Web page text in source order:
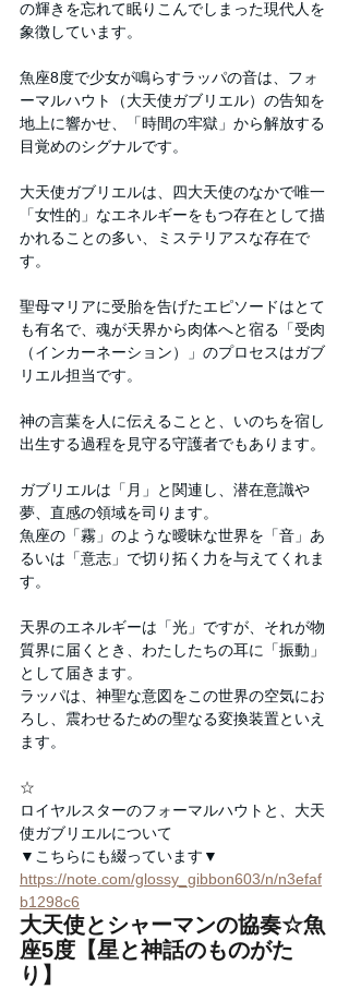
の輝きを忘れて眠りこんでしまった現代人を
象徴しています。
魚座8度で少女が鳴らすラッパの音は、フォ
ーマルハウト（大天使ガブリエル）の告知を
地上に響かせ、「時間の牢獄」から解放する
目覚めのシグナルです。
大天使ガブリエルは、四大天使のなかで唯一
「女性的」なエネルギーをもつ存在として描
かれることの多い、ミステリアスな存在で
す。
聖母マリアに受胎を告げたエピソードはとて
も有名で、魂が天界から肉体へと宿る「受肉
（インカーネーション）」のプロセスはガブ
リエル担当です。
神の言葉を人に伝えることと、いのちを宿し
出生する過程を見守る守護者でもあります。
ガブリエルは「月」と関連し、潜在意識や
夢、直感の領域を司ります。
魚座の「霧」のような曖昧な世界を「音」あ
るいは「意志」で切り拓く力を与えてくれま
す。
天界のエネルギーは「光」ですが、それが物
質界に届くとき、わたしたちの耳に「振動」
として届きます。
ラッパは、神聖な意図をこの世界の空気にお
ろし、震わせるための聖なる変換装置といえ
ます。
☆
ロイヤルスターのフォーマルハウトと、大天
使ガブリエルについて
▼こちらにも綴っています▼
https://note.com/glossy_gibbon603/n/n3efaf
b1298c6
大天使とシャーマンの協奏☆魚
座5度【星と神話のものがた
り】